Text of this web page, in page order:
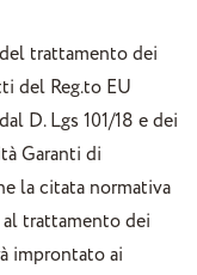
trattamento dei
del Reg.to EU
D. Lgs 101/18 e dei
Garanti di
la citata normativa
trattamento dei
improntato ai